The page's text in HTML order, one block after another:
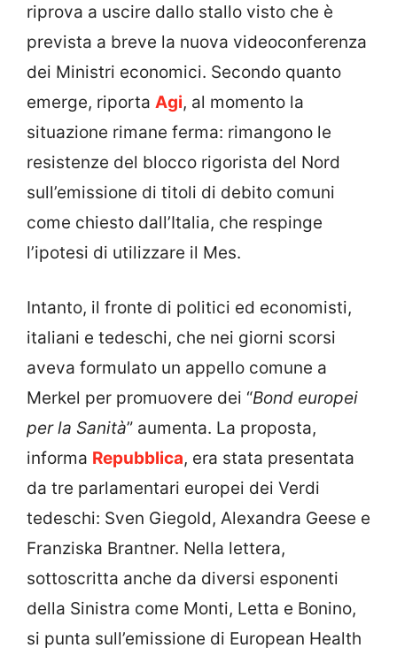
riprova a uscire dallo stallo visto che è
prevista a breve la nuova videoconferenza
dei Ministri economici. Secondo quanto
emerge, riporta Agi, al momento la
situazione rimane ferma: rimangono le
resistenze del blocco rigorista del Nord
sull’emissione di titoli di debito comuni
come chiesto dall’Italia, che respinge
l’ipotesi di utilizzare il Mes.
Intanto, il fronte di politici ed economisti,
italiani e tedeschi, che nei giorni scorsi
aveva formulato un appello comune a
Merkel per promuovere dei “Bond europei
per la Sanità” aumenta. La proposta,
informa Repubblica, era stata presentata
da tre parlamentari europei dei Verdi
tedeschi: Sven Giegold, Alexandra Geese e
Franziska Brantner. Nella lettera,
sottoscritta anche da diversi esponenti
della Sinistra come Monti, Letta e Bonino,
si punta sull’emissione di European Health